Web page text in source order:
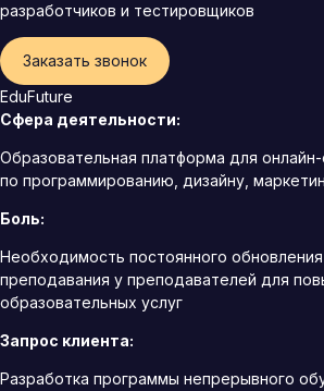
разработчиков и тестировщиков
Заказать звонок
EduFuture
Сфера деятельности:
Образовательная платформа для
по программированию, дизайну,
Боль:
Необходимость постоянного
преподавания у преподавателей для
образовательных услуг
Запрос клиента:
Разработка программы непрерывного